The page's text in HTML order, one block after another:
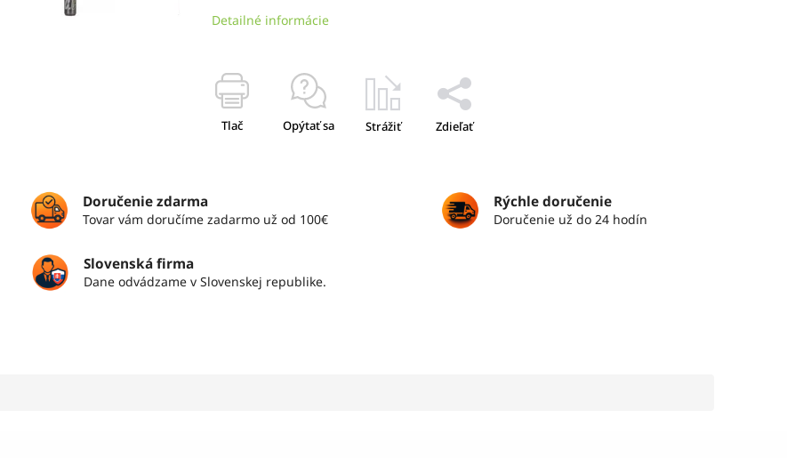
Detailné informácie
Tlač Opýtať sa Strážiť Zdieľať
Doručenie zdarma
Tovar vám doručíme zadarmo už od 100€
Rýchle doručenie
Doručenie už do 24 hodín
Slovenská firma
Dane odvádzame v Slovenskej republike.